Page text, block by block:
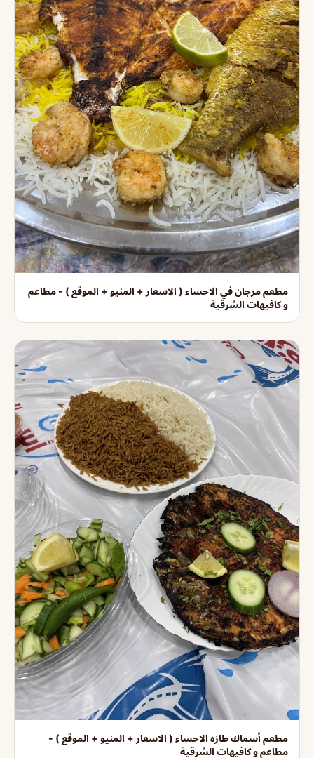
مطعم مرجان في الاحساء ( الاسعار + المنيو + الموقع ) - مطاعم
و كافيهات الشرقية
مطعم أسماك طازه الاحساء ( الاسعار + المنيو + الموقع ) -
مطاعم و كافيهات الشرقية